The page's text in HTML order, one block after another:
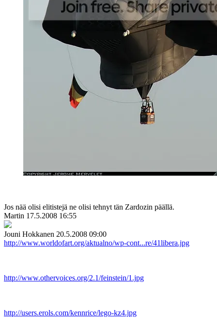
Jos nää olisi elitistejä ne olisi tehnyt tän Zardozin päällä.
Martin 17.5.2008 16:55
Jouni Hokkanen 20.5.2008 09:00
http://www.worldofart.org/aktualno/wp-cont...re/41libera.jpg
http://www.othervoices.org/2.1/feinstein/1.jpg
http://users.erols.com/kennrice/lego-kz4.jpg